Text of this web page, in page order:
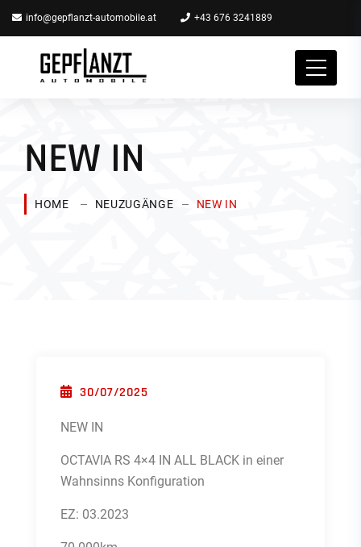
info@gepflanzt-automobile.at +43 676 3241889
NEW IN
HOME NEUZUGÄNGE NEW IN
POSTED ON
30/07/2025
NEW IN
OCTAVIA RS 4×4 IN ALL BLACK in einer
Wahnsinns Konfiguration
EZ: 03.2023